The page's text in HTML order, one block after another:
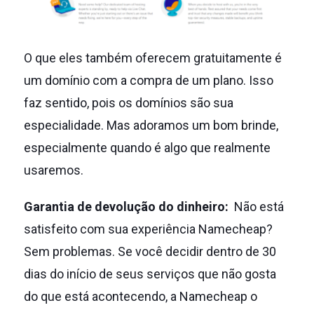
O que eles também oferecem gratuitamente é
um domínio com a compra de um plano. Isso
faz sentido, pois os domínios são sua
especialidade. Mas adoramos um bom brinde,
especialmente quando é algo que realmente
usaremos.
Garantia de devolução do dinheiro: Não está
satisfeito com sua experiência Namecheap?
Sem problemas. Se você decidir dentro de 30
dias do início de seus serviços que não gosta
do que está acontecendo, a Namecheap o